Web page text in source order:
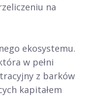
na
ekosystemu.
w pełni
z barków
kapitałem